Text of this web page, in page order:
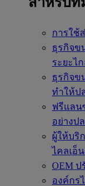
การใช้
ธุรกิจข
ระยะไ
ธุรกิจข
ทำให้ป
ฟรีแลน
อย่างป
ผู้ให้บริ
ไคลเอ็
OEM ป
องค์กร